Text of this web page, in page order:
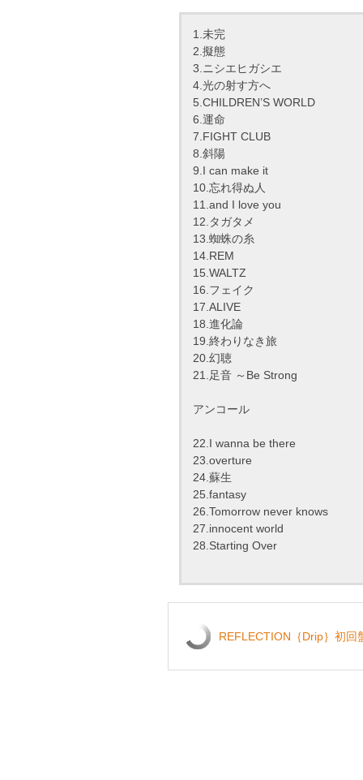
1.未完
2.擬態
3.ニシエヒガシエ
4.光の射す方へ
5.CHILDREN’S WORLD
6.運命
7.FIGHT CLUB
8.斜陽
9.I can make it
10.忘れ得ぬ人
11.and I love you
12.タガタメ
13.蜘蛛の糸
14.REM
15.WALTZ
16.フェイク
17.ALIVE
18.進化論
19.終わりなき旅
20.幻聴
21.足音 ～Be Strong
アンコール
22.I wanna be there
23.overture
24.蘇生
25.fantasy
26.Tomorrow never knows
27.innocent world
28.Starting Over
REFLECTION｛Drip｝初回